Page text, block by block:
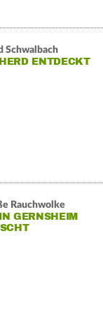
Schwalbach
ENTDECKT
Rauchwolke
GERNSHEIM E